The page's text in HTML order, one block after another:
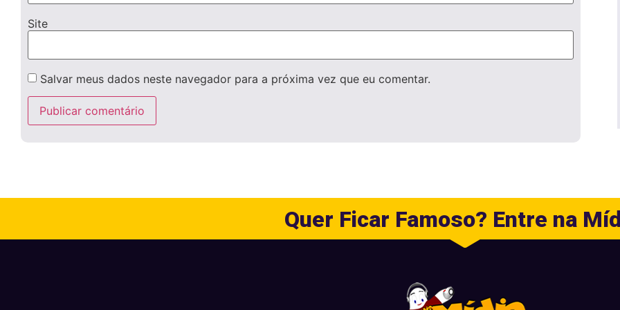
Site
Salvar meus dados neste navegador para a próxima vez que eu comentar.
Quer Ficar Famoso? Entre na